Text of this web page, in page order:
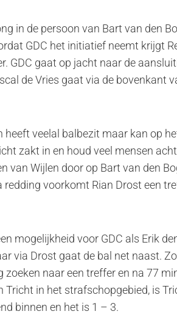
in de persoon van Bart van den
GDC het initiatief neemt krijgt
GDC gaat op jacht naar de
de Vries gaat via de bovenkant
heeft veelal balbezit maar kan op
zakt in en houd veel mensen
van Wijlen door op Bart van den
voorkomt Rian Drost een
mogelijkheid voor GDC als Erik
via Drost gaat de bal net naast.
zoeken naar een treffer en na 77
Tricht in het strafschopgebied, is
binnen en het is 1 – 3.